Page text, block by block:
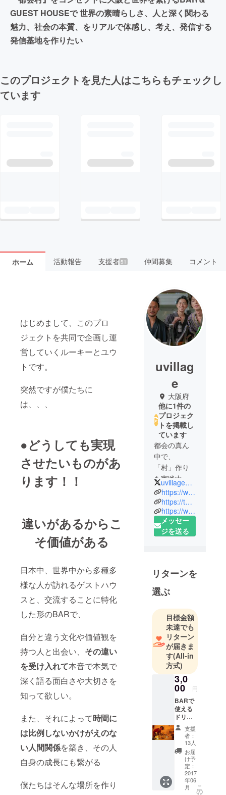
GUEST HOUSEで 世界の素晴らしさ、人と深く関わる
魅力、社会の本質、をリアルで体感し、考え、発信する
発信基地を作りたい
このプロジェクトを見た人はこちらもチェックし
ています
ホーム 活動報告 支援者51 仲間募集 コメント
はじめまして、このプロ
ジェクトを共同で企画し運
営していくルーキーとユウ
トです。
突然ですが僕たちに
は、、、
●どうしても実現
させたいものがあ
ります！！
違いがあるからこ
そ価値がある
日本中、世界中から多種多
様な人が訪れるゲストハウ
スと、交流することに特化
した形のBARで、
自分と違う文化や価値観を
持つ人と出会い、 その違い
を受け入れて本音で本気で
深く語る面白さや大切さを
知って欲しい。
また、それによって時間に
は比例しないかけがえのな
い人間関係を築き、その人
自身の成長にも繋がる
僕たちはそんな場所を作り
uvillag
e
大阪府
他に1件の
プロジェク
トを掲載し
ています
都会の真ん
中で、
「村」作り
を実践中
BAR&GUES
THOUSE『
都会村』を
コンセプト
に、歳、職
ダレスなコ
ミュニティ
作りをして
個性的な
様々なイベ
ント企画し
てます。
19:00-25:00
で1Drink500
2020年4月
25日から、
無料のゲス
トハウスに
生まれ変わ
uvillage415
https://www.facebook.com/Uvillage415/?ref=bookmarks
https://twitter.com/uvillage415
https://www.instagram.com/uvillage415/?hl=ja
メッセー
ジを送る
リターンを
選ぶ
目標金額
未達でも
リターン
が届きま
す(All-in
方式)
3,0
00 円
BARで
使える
ドリン
クチ
ケット
５枚を
リター
ンとし
てお送
りしま
す。 有
効期限
支援
者：
13人
お届
け予
定：
2017
年06
月
こ
の